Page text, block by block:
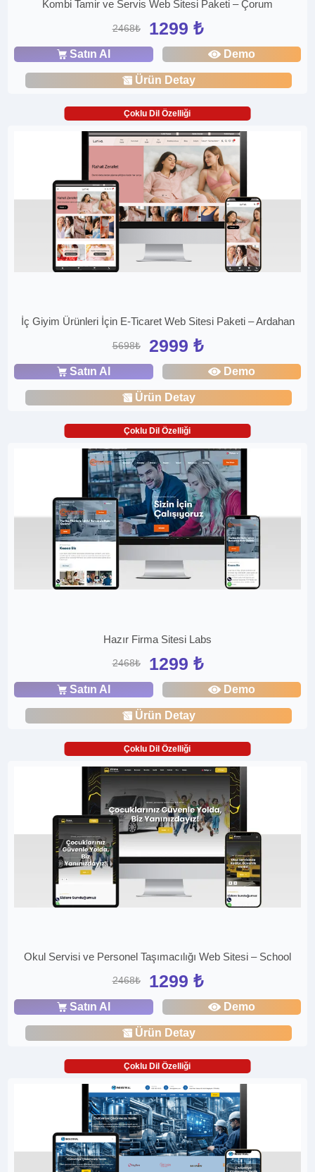
Kombi Tamir ve Servis Web Sitesi Paketi – Çorum
2468₺ 1299 ₺
Satın Al Demo
Ürün Detay
Çoklu Dil Özelliği
İç Giyim Ürünleri İçin E-Ticaret Web Sitesi Paketi – Ardahan
5698₺ 2999 ₺
Satın Al Demo
Ürün Detay
Çoklu Dil Özelliği
Hazır Firma Sitesi Labs
2468₺ 1299 ₺
Satın Al Demo
Ürün Detay
Çoklu Dil Özelliği
Okul Servisi ve Personel Taşımacılığı Web Sitesi – School
2468₺ 1299 ₺
Satın Al Demo
Ürün Detay
Çoklu Dil Özelliği